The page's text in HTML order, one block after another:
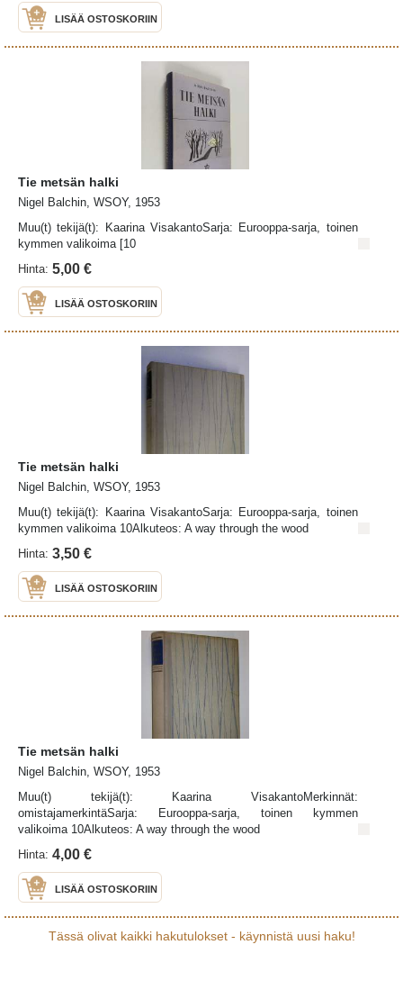
LISÄÄ OSTOSKORIIN
Tie metsän halki
Nigel Balchin, WSOY, 1953
Muu(t) tekijä(t): Kaarina VisakantoSarja: Eurooppa-sarja, toinen
kymmen valikoima [10
Hinta: 5,00 €
LISÄÄ OSTOSKORIIN
Tie metsän halki
Nigel Balchin, WSOY, 1953
Muu(t) tekijä(t): Kaarina VisakantoSarja: Eurooppa-sarja, toinen
kymmen valikoima 10Alkuteos: A way through the wood
Hinta: 3,50 €
LISÄÄ OSTOSKORIIN
Tie metsän halki
Nigel Balchin, WSOY, 1953
Muu(t) tekijä(t): Kaarina VisakantoMerkinnät:
omistajamerkintäSarja: Eurooppa-sarja, toinen kymmen
valikoima 10Alkuteos: A way through the wood
Hinta: 4,00 €
LISÄÄ OSTOSKORIIN
Tässä olivat kaikki hakutulokset - käynnistä uusi haku!